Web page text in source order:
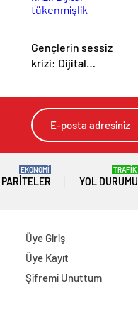
Gençlerin sessiz
krizi: Dijital
PARITELER
EKONOMİ
YOL DURUMU
TRAFİK
Üye Giriş
Üye Kayıt
Şifremi Unuttum